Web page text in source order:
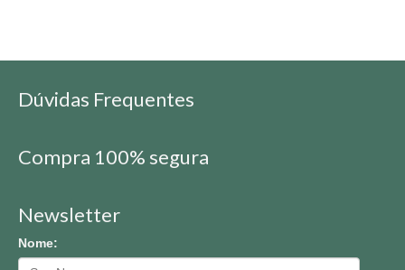
Dúvidas Frequentes
Compra 100% segura
Newsletter
Nome: